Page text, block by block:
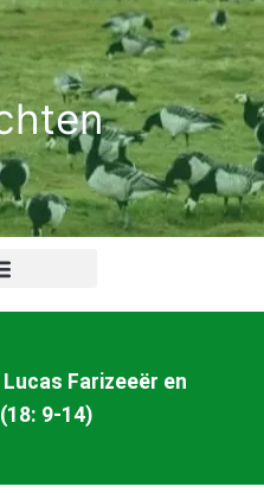
Farizeeër en
9-14)